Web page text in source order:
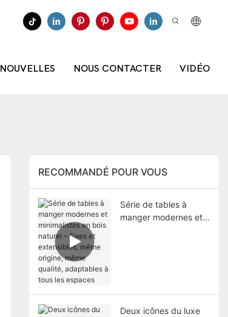
NOUVELLES NOUS CONTACTER VIDÉO
RECOMMANDÉ POUR VOUS
Série de tables à
manger modernes et
espaces
Deux icônes du luxe